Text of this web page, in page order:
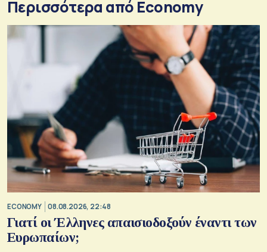
Περισσότερα από Economy
ECONOMY 08.08.2026, 22:48
Γιατί οι Έλληνες απαισιοδοξούν έναντι των
Ευρωπαίων;